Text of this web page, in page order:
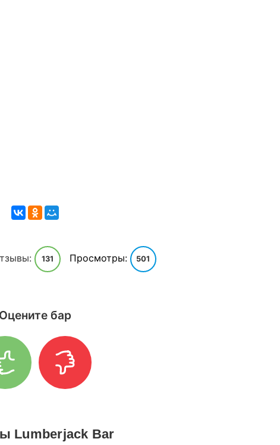
131 Просмотры: 501
бар
Lumberjack Bar